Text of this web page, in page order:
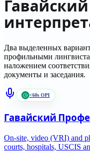
Гавайский
Два выделенных
профильными
наложением
документы и заседания.
<60s OPI
Гавайский
On-site, video (VRI) and
courts, hospitals, USCIS